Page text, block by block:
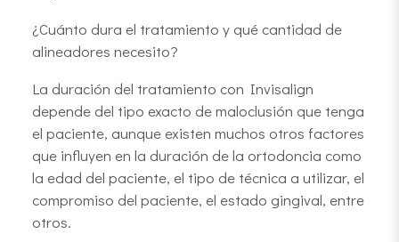
¿Cuánto dura el tratamiento y qué cantidad de
alineadores necesito?
La duración del tratamiento con Invisalign
depende del tipo exacto de maloclusión que tenga
el paciente, aunque existen muchos otros factores
que influyen en la duración de la ortodoncia como
la edad del paciente, el tipo de técnica a utilizar, el
compromiso del paciente, el estado gingival, entre
otros.